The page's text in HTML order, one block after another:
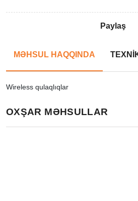
Paylaş
MƏHSUL HAQQINDA
Wireless qulaqlıqlar
OXŞAR MƏHSULLAR